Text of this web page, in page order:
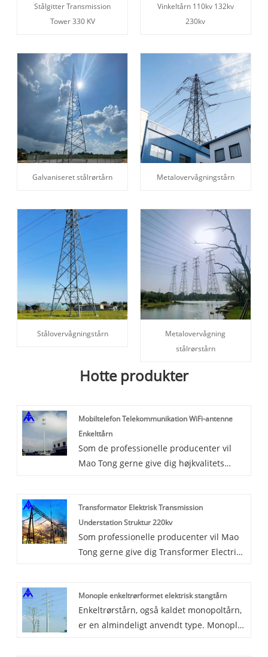
Stålgitter Transmission
Tower 330 KV
Vinkeltårn 110kv 132kv
230kv
Galvaniseret stålrørtårn Metalovervågningstårn
Stålovervågningstårn
Metalovervågning
stålrørstårn
Hotte produkter
Mobiltelefon Telekommunikation WiFi-antenne
Enkelttårn
Som de professionelle producenter vil
Mao Tong gerne give dig højkvalitets
dig den bedste eftersalgsservice og
rettidig levering.
Transformator Elektrisk Transmission
Understation Struktur 220kv
Som professionelle producenter vil Mao
Tong gerne give dig Transformer Electric
eftersalgsservice og rettidig levering.
Monople enkeltrørformet elektrisk stangtårn
Enkeltrørstårn, også kaldet monopoltårn,
er en almindeligt anvendt type. Monople